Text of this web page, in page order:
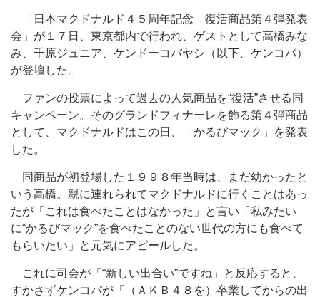
「日本マクドナルド４５周年記念 復活商品第４弾発表
会」が１７日、東京都内で行われ、ゲストとして高橋みな
み、千原ジュニア、ケンドーコバヤシ（以下、ケンコバ）
が登壇した。
ファンの投票によって過去の人気商品を“復活”させる同
キャンペーン。そのグランドフィナーレを飾る第４弾商品
として、マクドナルドはこの日、「かるびマック」を発表
した。
同商品が初登場した１９９８年当時は、まだ幼かったと
いう高橋。親に連れられてマクドナルドに行くことはあっ
たが「これは食べたことはなかった」と言い「私みたい
に“かるびマック”を食べたことのない世代の方にも食べて
もらいたい」と元気にアピールした。
これに司会が「“新しい出合い”ですね」と反応すると、
すかさずケンコバが「（ＡＫＢ４８を）卒業してからの出